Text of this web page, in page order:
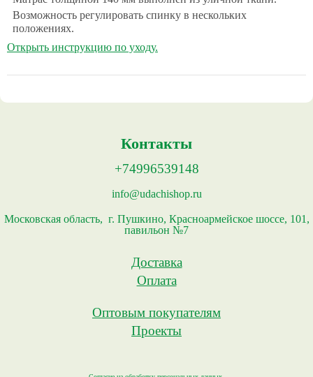
Возможность регулировать спинку в нескольких
положениях.
Открыть инструкцию по уходу.
Контакты
+74996539148
info@udachishop.ru
Московская область, г. Пушкино, Красноармейское шоссе, 101,
павильон №7
Доставка
Оплата
Оптовым покупателям
Проекты